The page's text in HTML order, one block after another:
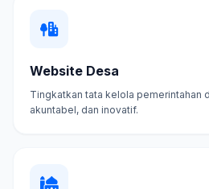
Website Desa
Tingkatkan tata kelola pemerintahan
akuntabel, dan inovatif.